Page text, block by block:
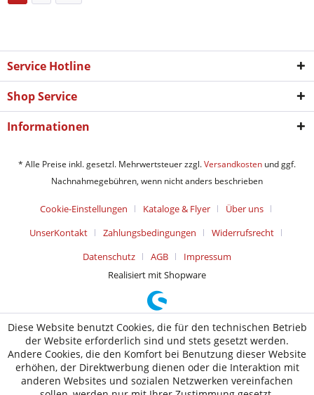
Service Hotline
Shop Service
Informationen
* Alle Preise inkl. gesetzl. Mehrwertsteuer zzgl.Versandkosten und ggf.
Nachnahmegebühren, wenn nicht anders beschrieben
Cookie-Einstellungen Kataloge & Flyer
Über uns
UnserKontakt
Zahlungsbedingungen
Widerrufsrecht
Datenschutz
AGB
Impressum
Realisiert mit Shopware
Diese Website benutzt Cookies, die für den technischen Betrieb
der Website erforderlich sind und stets gesetzt werden.
Andere Cookies, die den Komfort bei Benutzung dieser Website
erhöhen, der Direktwerbung dienen oder die Interaktion mit
anderen Websites und sozialen Netzwerken vereinfachen